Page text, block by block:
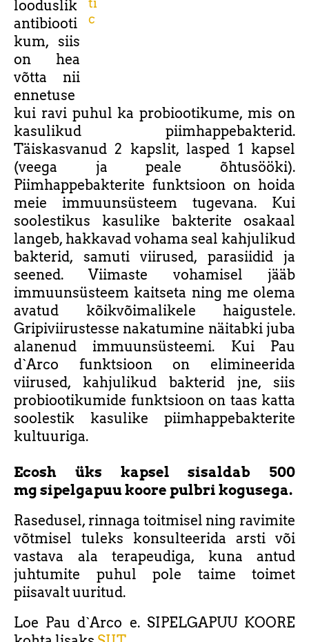
looduslik
antibiooti
kum, siis
on hea
võtta nii
ennetuse
kui ravi puhul ka probiootikume, mis on
kasulikud piimhappebakterid.
Täiskasvanud 2 kapslit, lasped 1 kapsel
(veega ja peale õhtusööki).
Piimhappebakterite funktsioon on hoida
meie immuunsüsteem tugevana. Kui
soolestikus kasulike bakterite osakaal
langeb, hakkavad vohama seal kahjulikud
bakterid, samuti viirused, parasiidid ja
seened. Viimaste vohamisel jääb
immuunsüsteem kaitseta ning me olema
avatud kõikvõimalikele haigustele.
Gripiviirustesse nakatumine näitabki juba
alanenud immuunsüsteemi. Kui Pau
d`Arco funktsioon on elimineerida
viirused, kahjulikud bakterid jne, siis
probiootikumide funktsioon on taas katta
soolestik kasulike piimhappebakterite
kultuuriga.
Ecosh üks kapsel sisaldab 500
mg sipelgapuu koore pulbri kogusega.
Rasedusel, rinnaga toitmisel ning ravimite
võtmisel tuleks konsulteerida arsti või
vastava ala terapeudiga, kuna antud
juhtumite puhul pole taime toimet
piisavalt uuritud.
Loe Pau d`Arco e. SIPELGAPUU KOORE